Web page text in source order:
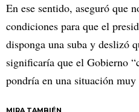
En ese sentido, aseguró que
condiciones para que el
disponga una suba y deslizó
significaría que el Gobierno
pondría en una situación muy
MIRA TAMBIÉN